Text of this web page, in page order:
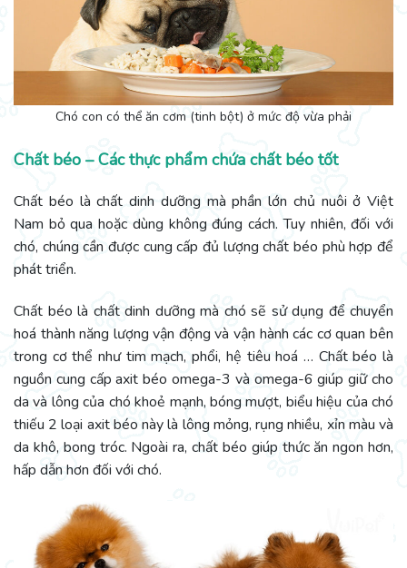
Chó con có thể ăn cơm (tinh bột) ở mức độ vừa phải
Chất béo – Các thực phẩm chứa chất béo tốt
Chất béo là chất dinh dưỡng mà phần lớn chủ nuôi ở Việt
Nam bỏ qua hoặc dùng không đúng cách. Tuy nhiên, đối với
chó, chúng cần được cung cấp đủ lượng chất béo phù hợp để
phát triển.
Chất béo là chất dinh dưỡng mà chó sẽ sử dụng để chuyển
hoá thành năng lượng vận động và vận hành các cơ quan bên
trong cơ thể như tim mạch, phổi, hệ tiêu hoá … Chất béo là
nguồn cung cấp axit béo omega-3 và omega-6 giúp giữ cho
da và lông của chó khoẻ mạnh, bóng mượt, biểu hiệu của chó
thiếu 2 loại axit béo này là lông mỏng, rụng nhiều, xỉn màu và
da khô, bong tróc. Ngoài ra, chất béo giúp thức ăn ngon hơn,
hấp dẫn hơn đối với chó.